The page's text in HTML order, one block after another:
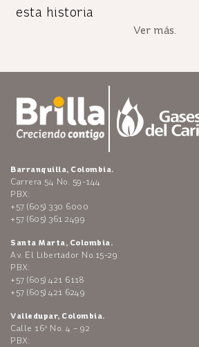
esta historia
Ver más.
Barranquilla, Colombia.
Carrera 54 No. 59-144
PBX:
+57 (605) 330 6000
+57 (605) 361 2499
Santa Marta, Colombia.
Av. El Libertador No.15-29
PBX:
+57 (605) 421 6118
+57 (605) 421 6249
Valledupar, Colombia.
Calle 16ª No. 4 – 92
PBX: